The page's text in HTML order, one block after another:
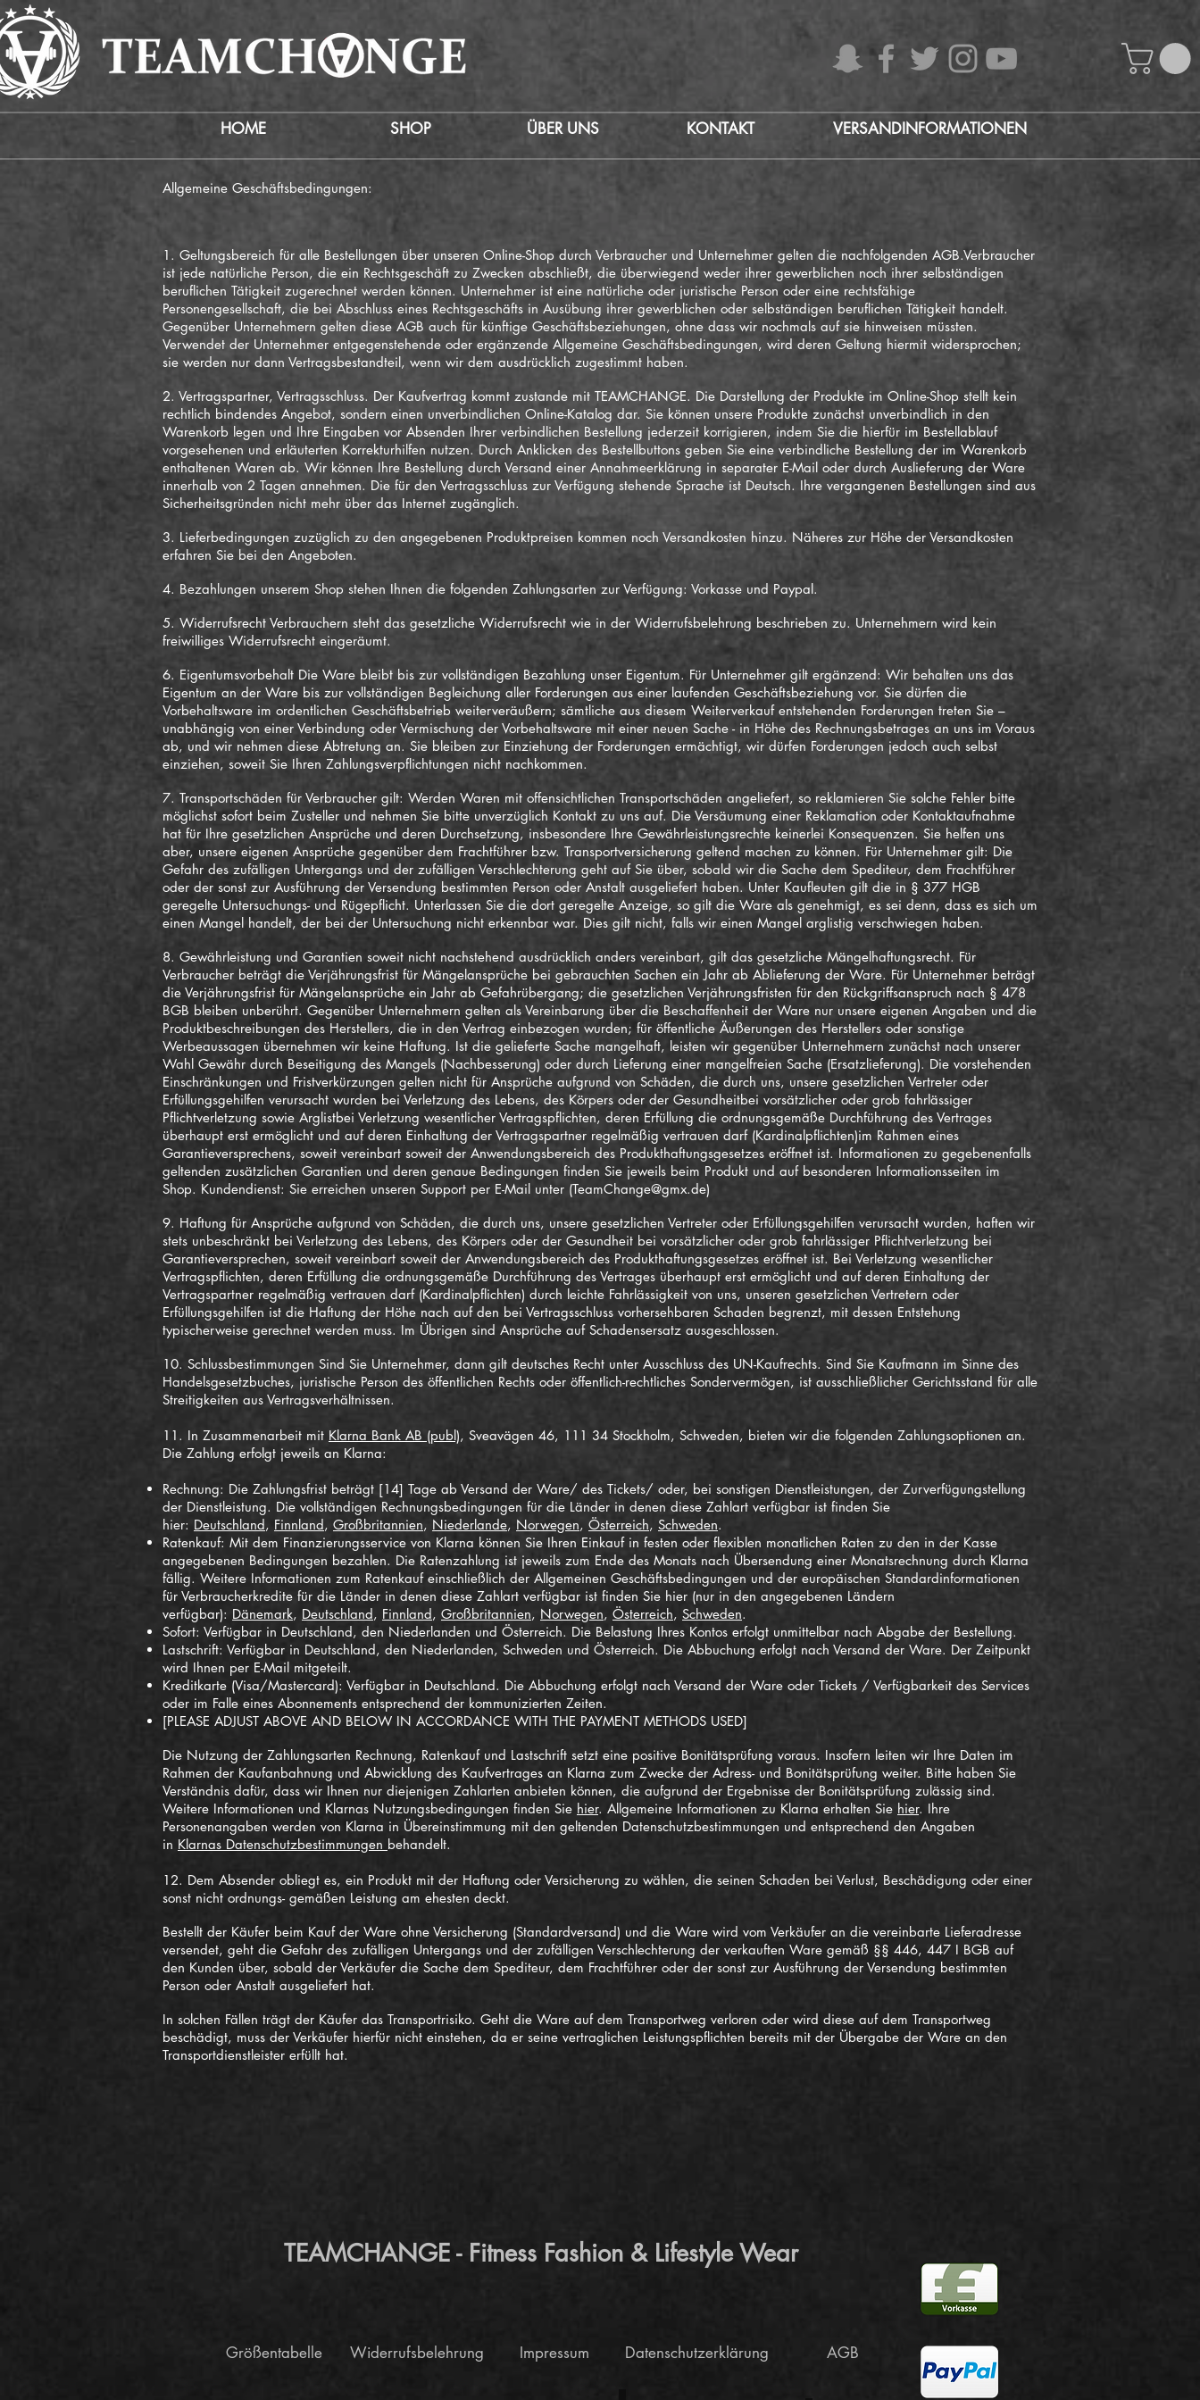
Allgemeine Geschäftsbedingungen:
1. Geltungsbereich für alle Bestellungen über unseren Online-Shop durch Verbraucher und Unternehmer gelten die nachfolgenden AGB.Verbraucher
ist jede natürliche Person, die ein Rechtsgeschäft zu Zwecken abschließt, die überwiegend weder ihrer gewerblichen noch ihrer selbständigen
beruflichen Tätigkeit zugerechnet werden können. Unternehmer ist eine natürliche oder juristische Person oder eine rechtsfähige
Personengesellschaft, die bei Abschluss eines Rechtsgeschäfts in Ausübung ihrer gewerblichen oder selbständigen beruflichen Tätigkeit handelt.
Gegenüber Unternehmern gelten diese AGB auch für künftige Geschäftsbeziehungen, ohne dass wir nochmals auf sie hinweisen müssten.
Verwendet der Unternehmer entgegenstehende oder ergänzende Allgemeine Geschäftsbedingungen, wird deren Geltung hiermit widersprochen;
sie werden nur dann Vertragsbestandteil, wenn wir dem ausdrücklich zugestimmt haben.
2. Vertragspartner, Vertragsschluss. Der Kaufvertrag kommt zustande mit TEAMCHANGE. Die Darstellung der Produkte im Online-Shop stellt kein
rechtlich bindendes Angebot, sondern einen unverbindlichen Online-Katalog dar. Sie können unsere Produkte zunächst unverbindlich in den
Warenkorb legen und Ihre Eingaben vor Absenden Ihrer verbindlichen Bestellung jederzeit korrigieren, indem Sie die hierfür im Bestellablauf
vorgesehenen und erläuterten Korrekturhilfen nutzen. Durch Anklicken des Bestellbuttons geben Sie eine verbindliche Bestellung der im Warenkorb
enthaltenen Waren ab. Wir können Ihre Bestellung durch Versand einer Annahmeerklärung in separater E-Mail oder durch Auslieferung der Ware
innerhalb von 2 Tagen annehmen. Die für den Vertragsschluss zur Verfügung stehende Sprache ist Deutsch. Ihre vergangenen Bestellungen sind aus
Sicherheitsgründen nicht mehr über das Internet zugänglich.
3. Lieferbedingungen zuzüglich zu den angegebenen Produktpreisen kommen noch Versandkosten hinzu. Näheres zur Höhe der Versandkosten
erfahren Sie bei den Angeboten.
4. Bezahlungen unserem Shop stehen Ihnen die folgenden Zahlungsarten zur Verfügung: Vorkasse und Paypal.
5. Widerrufsrecht Verbrauchern steht das gesetzliche Widerrufsrecht wie in der Widerrufsbelehrung beschrieben zu. Unternehmern wird kein
freiwilliges Widerrufsrecht eingeräumt.
6. Eigentumsvorbehalt Die Ware bleibt bis zur vollständigen Bezahlung unser Eigentum. Für Unternehmer gilt ergänzend: Wir behalten uns das
Eigentum an der Ware bis zur vollständigen Begleichung aller Forderungen aus einer laufenden Geschäftsbeziehung vor. Sie dürfen die
Vorbehaltsware im ordentlichen Geschäftsbetrieb weiterveräußern; sämtliche aus diesem Weiterverkauf entstehenden Forderungen treten Sie –
unabhängig von einer Verbindung oder Vermischung der Vorbehaltsware mit einer neuen Sache - in Höhe des Rechnungsbetrages an uns im Voraus
ab, und wir nehmen diese Abtretung an. Sie bleiben zur Einziehung der Forderungen ermächtigt, wir dürfen Forderungen jedoch auch selbst
einziehen, soweit Sie Ihren Zahlungsverpflichtungen nicht nachkommen.
7. Transportschäden für Verbraucher gilt: Werden Waren mit offensichtlichen Transportschäden angeliefert, so reklamieren Sie solche Fehler bitte
möglichst sofort beim Zusteller und nehmen Sie bitte unverzüglich Kontakt zu uns auf. Die Versäumung einer Reklamation oder Kontaktaufnahme
hat für Ihre gesetzlichen Ansprüche und deren Durchsetzung, insbesondere Ihre Gewährleistungsrechte keinerlei Konsequenzen. Sie helfen uns
aber, unsere eigenen Ansprüche gegenüber dem Frachtführer bzw. Transportversicherung geltend machen zu können. Für Unternehmer gilt: Die
Gefahr des zufälligen Untergangs und der zufälligen Verschlechterung geht auf Sie über, sobald wir die Sache dem Spediteur, dem Frachtführer
oder der sonst zur Ausführung der Versendung bestimmten Person oder Anstalt ausgeliefert haben. Unter Kaufleuten gilt die in § 377 HGB
geregelte Untersuchungs- und Rügepflicht. Unterlassen Sie die dort geregelte Anzeige, so gilt die Ware als genehmigt, es sei denn, dass es sich um
einen Mangel handelt, der bei der Untersuchung nicht erkennbar war. Dies gilt nicht, falls wir einen Mangel arglistig verschwiegen haben.
8. Gewährleistung und Garantien soweit nicht nachstehend ausdrücklich anders vereinbart, gilt das gesetzliche Mängelhaftungsrecht. Für
Verbraucher beträgt die Verjährungsfrist für Mängelansprüche bei gebrauchten Sachen ein Jahr ab Ablieferung der Ware. Für Unternehmer beträgt
die Verjährungsfrist für Mängelansprüche ein Jahr ab Gefahrübergang; die gesetzlichen Verjährungsfristen für den Rückgriffsanspruch nach § 478
BGB bleiben unberührt. Gegenüber Unternehmern gelten als Vereinbarung über die Beschaffenheit der Ware nur unsere eigenen Angaben und die
Produktbeschreibungen des Herstellers, die in den Vertrag einbezogen wurden; für öffentliche Äußerungen des Herstellers oder sonstige
Werbeaussagen übernehmen wir keine Haftung. Ist die gelieferte Sache mangelhaft, leisten wir gegenüber Unternehmern zunächst nach unserer
Wahl Gewähr durch Beseitigung des Mangels (Nachbesserung) oder durch Lieferung einer mangelfreien Sache (Ersatzlieferung). Die vorstehenden
Einschränkungen und Fristverkürzungen gelten nicht für Ansprüche aufgrund von Schäden, die durch uns, unsere gesetzlichen Vertreter oder
Erfüllungsgehilfen verursacht wurden bei Verletzung des Lebens, des Körpers oder der Gesundheitbei vorsätzlicher oder grob fahrlässiger
Pflichtverletzung sowie Arglistbei Verletzung wesentlicher Vertragspflichten, deren Erfüllung die ordnungsgemäße Durchführung des Vertrages
überhaupt erst ermöglicht und auf deren Einhaltung der Vertragspartner regelmäßig vertrauen darf (Kardinalpflichten)im Rahmen eines
Garantieversprechens, soweit vereinbart soweit der Anwendungsbereich des Produkthaftungsgesetzes eröffnet ist. Informationen zu gegebenenfalls
geltenden zusätzlichen Garantien und deren genaue Bedingungen finden Sie jeweils beim Produkt und auf besonderen Informationsseiten im
Shop. Kundendienst: Sie erreichen unseren Support per E-Mail unter (TeamChange@gmx.de)
9. Haftung für Ansprüche aufgrund von Schäden, die durch uns, unsere gesetzlichen Vertreter oder Erfüllungsgehilfen verursacht wurden, haften wir
stets unbeschränkt bei Verletzung des Lebens, des Körpers oder der Gesundheit bei vorsätzlicher oder grob fahrlässiger Pflichtverletzung bei
Garantieversprechen, soweit vereinbart soweit der Anwendungsbereich des Produkthaftungsgesetzes eröffnet ist. Bei Verletzung wesentlicher
Vertragspflichten, deren Erfüllung die ordnungsgemäße Durchführung des Vertrages überhaupt erst ermöglicht und auf deren Einhaltung der
Vertragspartner regelmäßig vertrauen darf (Kardinalpflichten) durch leichte Fahrlässigkeit von uns, unseren gesetzlichen Vertretern oder
Erfüllungsgehilfen ist die Haftung der Höhe nach auf den bei Vertragsschluss vorhersehbaren Schaden begrenzt, mit dessen Entstehung
typischerweise gerechnet werden muss. Im Übrigen sind Ansprüche auf Schadensersatz ausgeschlossen.
10. Schlussbestimmungen Sind Sie Unternehmer, dann gilt deutsches Recht unter Ausschluss des UN-Kaufrechts. Sind Sie Kaufmann im Sinne des
Handelsgesetzbuches, juristische Person des öffentlichen Rechts oder öffentlich-rechtliches Sondervermögen, ist ausschließlicher Gerichtsstand für alle
Streitigkeiten aus Vertragsverhältnissen.
11. In Zusammenarbeit mit Klarna Bank AB (publ), Sveavägen 46, 111 34 Stockholm, Schweden, bieten wir die folgenden Zahlungsoptionen an.
Die Zahlung erfolgt jeweils an Klarna:
Rechnung: Die Zahlungsfrist beträgt [14] Tage ab Versand der Ware/ des Tickets/ oder, bei sonstigen Dienstleistungen, der Zurverfügungstellung
der Dienstleistung. Die vollständigen Rechnungsbedingungen für die Länder in denen diese Zahlart verfügbar ist finden Sie
hier: Deutschland, Finnland, Großbritannien, Niederlande, Norwegen, Österreich, Schweden.
Ratenkauf: Mit dem Finanzierungsservice von Klarna können Sie Ihren Einkauf in festen oder flexiblen monatlichen Raten zu den in der Kasse
angegebenen Bedingungen bezahlen. Die Ratenzahlung ist jeweils zum Ende des Monats nach Übersendung einer Monatsrechnung durch Klarna
fällig. Weitere Informationen zum Ratenkauf einschließlich der Allgemeinen Geschäftsbedingungen und der europäischen Standardinformationen
für Verbraucherkredite für die Länder in denen diese Zahlart verfügbar ist finden Sie hier (nur in den angegebenen Ländern
verfügbar): Dänemark, Deutschland, Finnland, Großbritannien, Norwegen, Österreich, Schweden.
Sofort: Verfügbar in Deutschland, den Niederlanden und Österreich. Die Belastung Ihres Kontos erfolgt unmittelbar nach Abgabe der Bestellung.
Lastschrift: Verfügbar in Deutschland, den Niederlanden, Schweden und Österreich. Die Abbuchung erfolgt nach Versand der Ware. Der Zeitpunkt
wird Ihnen per E-Mail mitgeteilt.
Kreditkarte (Visa/Mastercard): Verfügbar in Deutschland. Die Abbuchung erfolgt nach Versand der Ware oder Tickets / Verfügbarkeit des Services
oder im Falle eines Abonnements entsprechend der kommunizierten Zeiten.
[PLEASE ADJUST ABOVE AND BELOW IN ACCORDANCE WITH THE PAYMENT METHODS USED]
Die Nutzung der Zahlungsarten Rechnung, Ratenkauf und Lastschrift setzt eine positive Bonitätsprüfung voraus. Insofern leiten wir Ihre Daten im
Rahmen der Kaufanbahnung und Abwicklung des Kaufvertrages an Klarna zum Zwecke der Adress- und Bonitätsprüfung weiter. Bitte haben Sie
Verständnis dafür, dass wir Ihnen nur diejenigen Zahlarten anbieten können, die aufgrund der Ergebnisse der Bonitätsprüfung zulässig sind.
Weitere Informationen und Klarnas Nutzungsbedingungen finden Sie hier. Allgemeine Informationen zu Klarna erhalten Sie hier. Ihre
Personenangaben werden von Klarna in Übereinstimmung mit den geltenden Datenschutzbestimmungen und entsprechend den Angaben
in Klarnas Datenschutzbestimmungen behandelt.
12. Dem Absender obliegt es, ein Produkt mit der Haftung oder Versicherung zu wählen, die seinen Schaden bei Verlust, Beschädigung oder einer
sonst nicht ordnungs- gemäßen Leistung am ehesten deckt.
Bestellt der Käufer beim Kauf der Ware ohne Versicherung (Standardversand) und die Ware wird vom Verkäufer an die vereinbarte Lieferadresse
versendet, geht die Gefahr des zufälligen Untergangs und der zufälligen Verschlechterung der verkauften Ware gemäß §§ 446, 447 I BGB auf
den Kunden über, sobald der Verkäufer die Sache dem Spediteur, dem Frachtführer oder der sonst zur Ausführung der Versendung bestimmten
Person oder Anstalt ausgeliefert hat.
In solchen Fällen trägt der Käufer das Transportrisiko. Geht die Ware auf dem Transportweg verloren oder wird diese auf dem Transportweg
beschädigt, muss der Verkäufer hierfür nicht einstehen, da er seine vertraglichen Leistungspflichten bereits mit der Übergabe der Ware an den
Transportdienstleister erfüllt hat.
HOME SHOP ÜBER UNS KONTAKT VERSANDINFORMATIONEN
TEAMCHANGE - Fitness Fashion & Lifestyle Wear
Größentabelle Widerrufsbelehrung AGB
Impressum Datenschutzerklärung